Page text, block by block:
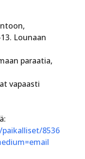
Lounaan
paraatia,
vapaasti
8536